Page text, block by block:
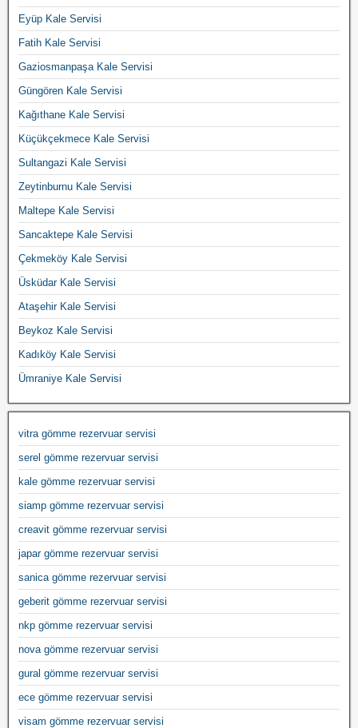
Eyüp Kale Servisi
Fatih Kale Servisi
Gaziosmanpaşa Kale Servisi
Güngören Kale Servisi
Kağıthane Kale Servisi
Küçükçekmece Kale Servisi
Sultangazi Kale Servisi
Zeytinburnu Kale Servisi
Maltepe Kale Servisi
Sancaktepe Kale Servisi
Çekmeköy Kale Servisi
Üsküdar Kale Servisi
Ataşehir Kale Servisi
Beykoz Kale Servisi
Kadıköy Kale Servisi
Ümraniye Kale Servisi
vitra gömme rezervuar servisi
serel gömme rezervuar servisi
kale gömme rezervuar servisi
siamp gömme rezervuar servisi
creavit gömme rezervuar servisi
japar gömme rezervuar servisi
sanica gömme rezervuar servisi
geberit gömme rezervuar servisi
nkp gömme rezervuar servisi
nova gömme rezervuar servisi
gural gömme rezervuar servisi
ece gömme rezervuar servisi
visam gömme rezervuar servisi